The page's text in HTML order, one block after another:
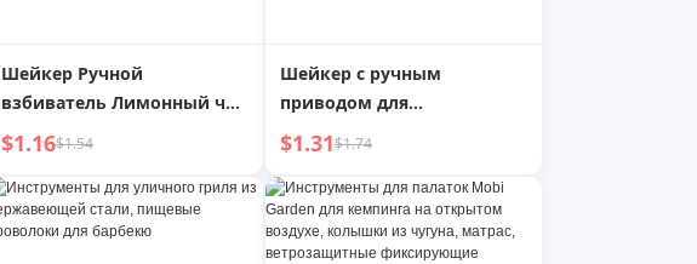
Шейкер Ручной
взбиватель Лимонный чай
Полный набор
приготовления коктейлей
Шейкер Взбиватель
$1.16$1.54
Шейкер с ручным
приводом для
приготовления лимонного
напитков,
предназначенный для
магазинов молочного чая,
$1.31$1.74